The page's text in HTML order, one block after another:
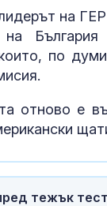
на
на
по
отново е
тежък